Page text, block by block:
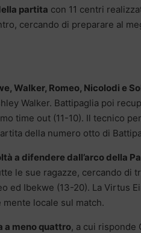
partita con 11 centri
cercando di preparare al
Walker, Romeo, Nicolodi e
Walker. Battipaglia poi
time out (11-10). Il tecnico
della numero otto di
a difendere dall’arco della
le sue ragazze, cercando di
ed Ibekwe (13-20). La Virtus
locale sul match.
a meno quattro, a cui risponde